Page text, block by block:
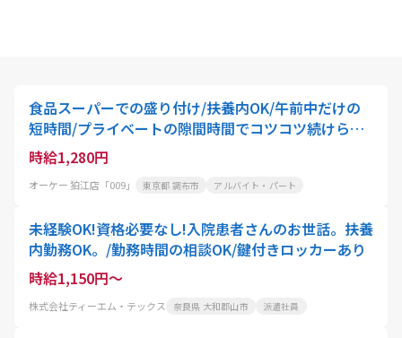
食品スーパーでの盛り付け/扶養内OK/午前中だけの
短時間/プライベートの隙間時間でコツコツ続けられ
る
時給1,280円
オーケー 狛江店「009」 東京都 調布市 アルバイト・パート
未経験OK!資格必要なし!入院患者さんのお世話。扶養
内勤務OK。/勤務時間の相談OK/鍵付きロッカーあり
時給1,150円～
株式会社ティーエム・テックス 奈良県 大和郡山市 派遣社員